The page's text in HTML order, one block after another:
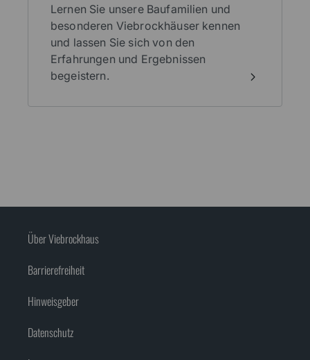
Lernen Sie unsere Baufamilien und
besonderen Viebrockhäuser kennen
und lassen Sie sich von den
Erfahrungen und Ergebnissen
begeistern.
Über Viebrockhaus
Barrierefreiheit
Hinweisgeber
Datenschutz